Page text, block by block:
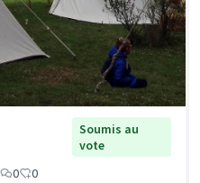
Soumis au
vote
0 0